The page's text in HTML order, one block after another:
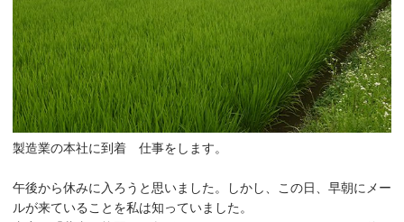
製造業の本社に到着 仕事をします。
午後から休みに入ろうと思いました。しかし、この日、早朝にメー
ルが来ていることを私は知っていました。